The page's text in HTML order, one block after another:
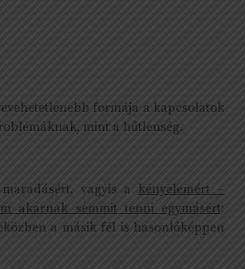
formája a kapcsolatok
mint a hűtlenség.
vagyis a kényelemért –
akarnak semmit tenni egymásért:
a másik fél is hasonlóképpen